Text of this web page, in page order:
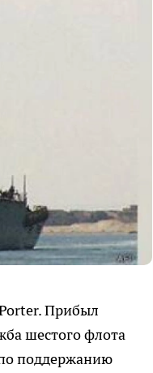
Прибыл
шестого флота
поддержанию